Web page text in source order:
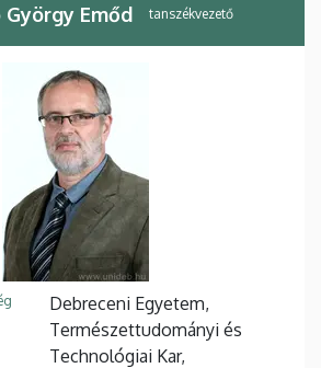
György Emőd tanszékvezető
Debreceni Egyetem,
Természettudományi és
Technológiai Kar,